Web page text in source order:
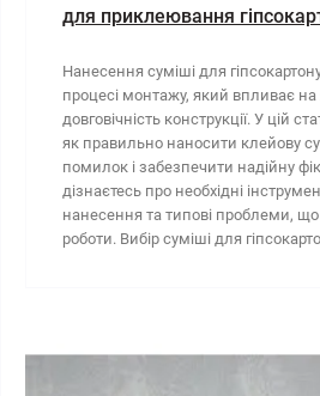
для приклеювання
Нанесення суміші для
процесі монтажу, який впливає на
довговічність конструкції. У цій
як правильно наносити клейову
помилок і забезпечити надійну
дізнаєтесь про необхідні
нанесення та типові проблеми,
роботи. Вибір суміші для